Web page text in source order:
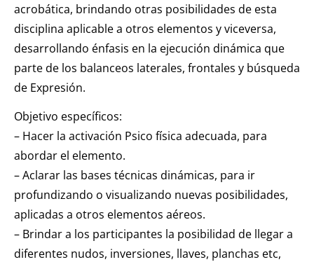
acrobática, brindando otras posibilidades de esta
disciplina aplicable a otros elementos y viceversa,
desarrollando énfasis en la ejecución dinámica que
parte de los balanceos laterales, frontales y búsqueda
de Expresión.
Objetivo específicos:
– Hacer la activación Psico física adecuada, para
abordar el elemento.
– Aclarar las bases técnicas dinámicas, para ir
profundizando o visualizando nuevas posibilidades,
aplicadas a otros elementos aéreos.
– Brindar a los participantes la posibilidad de llegar a
diferentes nudos, inversiones, llaves, planchas etc,